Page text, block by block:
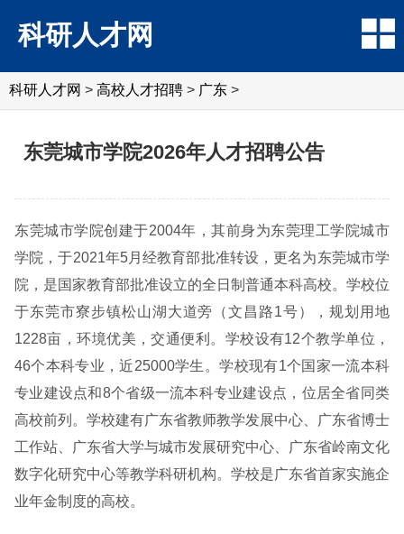
科研人才网
科研人才网 > 高校人才招聘 > 广东 >
东莞城市学院2026年人才招聘公告
东莞城市学院创建于2004年，其前身为东莞理工学院城市
学院，于2021年5月经教育部批准转设，更名为东莞城市学
院，是国家教育部批准设立的全日制普通本科高校。学校位
于东莞市寮步镇松山湖大道旁（文昌路1号），规划用地
1228亩，环境优美，交通便利。学校设有12个教学单位，
46个本科专业，近25000学生。学校现有1个国家一流本科
专业建设点和8个省级一流本科专业建设点，位居全省同类
高校前列。学校建有广东省教师教学发展中心、广东省博士
工作站、广东省大学与城市发展研究中心、广东省岭南文化
数字化研究中心等教学科研机构。学校是广东省首家实施企
业年金制度的高校。